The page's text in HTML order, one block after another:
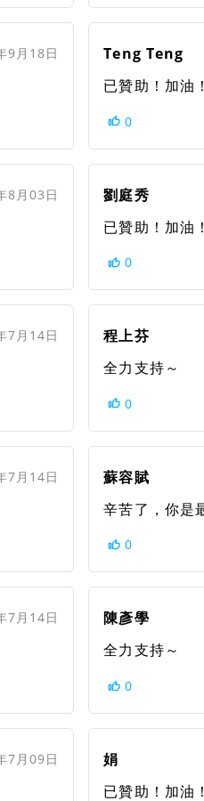
9月18日 Teng Teng
已贊助！加油！
0
8月03日 劉庭秀
已贊助！加油！
0
7月14日 程上芬
全力支持～
0
7月14日 蘇容賦
辛苦了，你是
0
7月14日 陳彥學
全力支持～
0
7月09日 娟
已贊助！加油！